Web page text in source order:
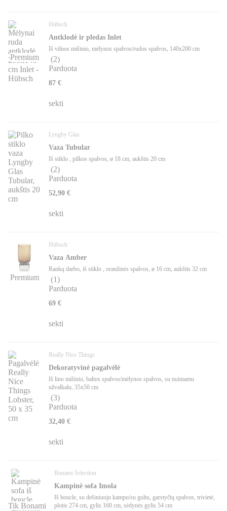
Premium
Hübsch
Antklodė ir pledas Inlet
Iš vilnos mišinio, mėlynos spalvos/rudos spalvos, 140x200 cm
(2)
Parduota
87 €
sekti
Lyngby Glas
Vaza Tubular
Iš stiklo , pilkos spalvos, ø 18 cm, aukštis 20 cm
(2)
Parduota
52,90 €
sekti
Premium
Hübsch
Vaza Amber
Rankų darbo, iš stiklo , oranžinės spalvos, ø 16 cm, aukštis 32 cm
(1)
Parduota
69 €
sekti
Really Nice Things
Dekoratyvinė pagalvėlė
Iš lino mišinio, baltos spalvos/mėlynos spalvos, su nuimamu
užvalkalu, 35x50 cm
(3)
Parduota
32,40 €
sekti
Tik Bonami
Bonami Selection
Kampinė sofa Imola
Iš boucle, su dešiniuoju kampu/su gultu, garstyčių spalvos, trivietė,
plotis 274 cm, gylis 160 cm, sėdynės gylis 54 cm